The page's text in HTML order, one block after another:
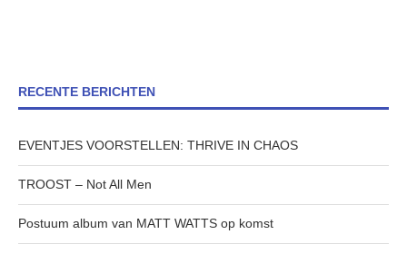
RECENTE BERICHTEN
EVENTJES VOORSTELLEN: THRIVE IN CHAOS
TROOST – Not All Men
Postuum album van MATT WATTS op komst